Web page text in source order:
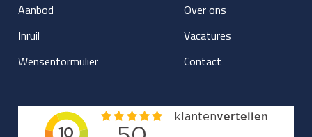
Aanbod
Inruil
Wensenformulier
Over ons
Vacatures
Contact